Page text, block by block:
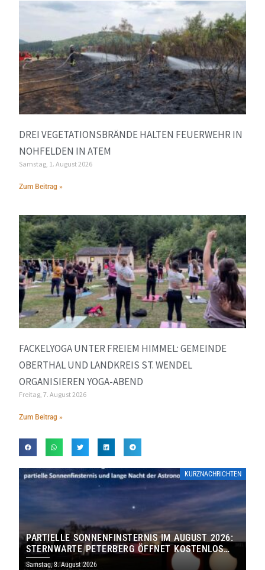
DREI VEGETATIONSBRÄNDE HALTEN FEUERWEHR IN
NOHFELDEN IN ATEM
Samstag, 1. August 2026
Zum Beitrag »
FACKELYOGA UNTER FREIEM HIMMEL: GEMEINDE
OBERTHAL UND LANDKREIS ST. WENDEL
ORGANISIEREN YOGA-ABEND
Freitag, 7. August 2026
Zum Beitrag »
KURZNACHRICHTEN
PARTIELLE SONNENFINSTERNIS IM AUGUST 2026:
STERNWARTE PETERBERG ÖFFNET KOSTENLOS
IHRE TORE
Samstag, 8. August 2026